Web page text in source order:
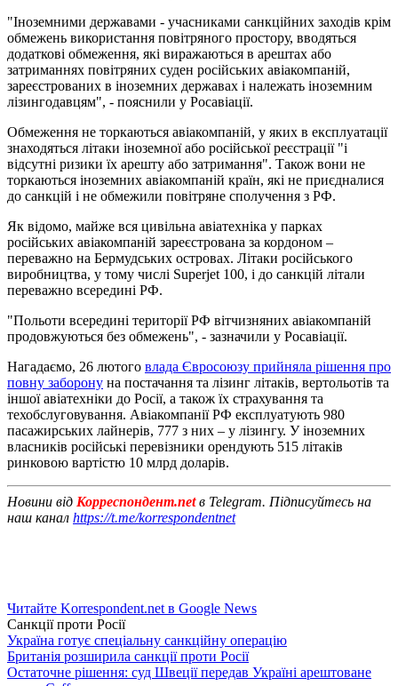
"Іноземними державами - учасниками санкційних заходів крім
обмежень використання повітряного простору, вводяться
додаткові обмеження, які виражаються в арештах або
затриманнях повітряних суден російських авіакомпаній,
зареєстрованих в іноземних державах і належать іноземним
лізингодавцям", - пояснили у Росавіації.
Обмеження не торкаються авіакомпаній, у яких в експлуатації
знаходяться літаки іноземної або російської реєстрації "і
відсутні ризики їх арешту або затримання". Також вони не
торкаються іноземних авіакомпаній країн, які не приєдналися
до санкцій і не обмежили повітряне сполучення з РФ.
Як відомо, майже вся цивільна авіатехніка у парках
російських авіакомпаній зареєстрована за кордоном –
переважно на Бермудських островах. Літаки російського
виробництва, у тому числі Superjet 100, і до санкцій літали
переважно всередині РФ.
"Польоти всередині території РФ вітчизняних авіакомпаній
продовжуються без обмежень", - зазначили у Росавіації.
Нагадаємо, 26 лютого влада Євросоюзу прийняла рішення про
повну заборону на постачання та лізинг літаків, вертольотів та
іншої авіатехніки до Росії, а також їх страхування та
техобслуговування. Авіакомпанії РФ експлуатують 980
пасажирських лайнерів, 777 з них – у лізингу. У іноземних
власників російські перевізники орендують 515 літаків
ринковою вартістю 10 млрд доларів.
Новини від Корреспондент.netв Telegram. Підписуйтесь на
наш канал https://t.me/korrespondentnet
Читайте Korrespondent.net в Google News
Санкції проти Росії
Україна готує спеціальну санкційну операцію
Британія розширила санкції проти Росії
Остаточне рішення: суд Швеції передав Україні арештоване